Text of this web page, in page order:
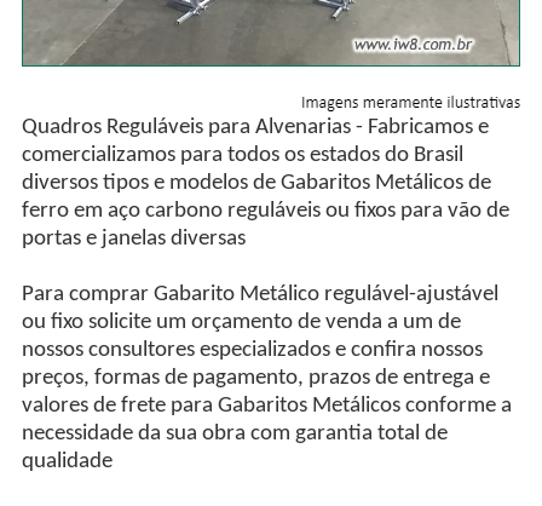
Quadros Reguláveis para Alvenarias - Fabricamos e
comercializamos para todos os estados do Brasil
diversos tipos e modelos de Gabaritos Metálicos de
ferro em aço carbono reguláveis ou fixos para vão de
portas e janelas diversas
Para comprar Gabarito Metálico regulável-ajustável
ou fixo solicite um orçamento de venda a um de
nossos consultores especializados e confira nossos
preços, formas de pagamento, prazos de entrega e
valores de frete para Gabaritos Metálicos conforme a
necessidade da sua obra com garantia total de
qualidade